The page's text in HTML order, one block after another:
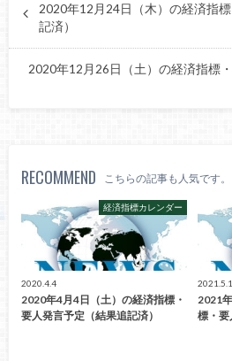
2020年12月24日（木）の経済指
記済）
2020年12月26日（土）の経済指標
RECOMMEND こちらの記事も人気です。
経済指標カレンダー
2020.4.4
2020年4月4日（土）の経済指標・
要人発言予定（結果追記済）
2021
標・要